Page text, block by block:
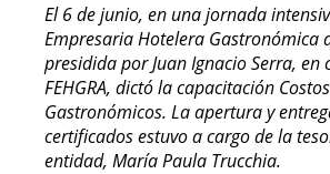
El 6 de junio, en una jornada
Empresaria Hotelera Gastronómica
presidida por Juan Ignacio Serra, en
FEHGRA, dictó la capacitación
Gastronómicos. La apertura y
certificados estuvo a cargo de la
entidad, María Paula Trucchia.